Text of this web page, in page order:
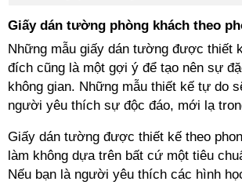
Giấy dán tường phòng khách theo
Những mẫu giấy dán tường được thiết
đích cũng là một gợi ý để tạo nên sự
không gian. Những mẫu thiết kế tự do
người yêu thích sự độc đáo, mới lạ
Giấy dán tường được thiết kế theo
làm không dựa trên bất cứ một tiêu
Nếu bạn là người yêu thích các hình